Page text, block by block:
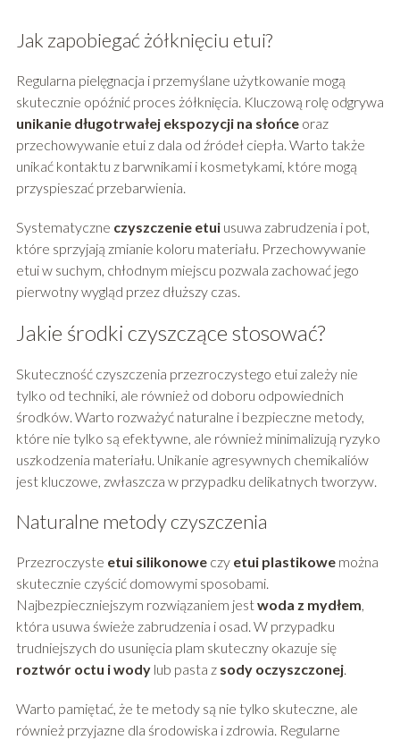
Jak zapobiegać żółknięciu etui?
Regularna pielęgnacja i przemyślane użytkowanie mogą
skutecznie opóźnić proces żółknięcia. Kluczową rolę odgrywa
unikanie długotrwałej ekspozycji na słońceoraz
przechowywanie etui z dala od źródeł ciepła. Warto także
unikać kontaktu z barwnikami i kosmetykami, które mogą
przyspieszać przebarwienia.
Systematyczne czyszczenie etuiusuwa zabrudzenia i pot,
które sprzyjają zmianie koloru materiału. Przechowywanie
etui w suchym, chłodnym miejscu pozwala zachować jego
pierwotny wygląd przez dłuższy czas.
Jakie środki czyszczące stosować?
Skuteczność czyszczenia przezroczystego etui zależy nie
tylko od techniki, ale również od doboru odpowiednich
środków. Warto rozważyć naturalne i bezpieczne metody,
które nie tylko są efektywne, ale również minimalizują ryzyko
uszkodzenia materiału. Unikanie agresywnych chemikaliów
jest kluczowe, zwłaszcza w przypadku delikatnych tworzyw.
Naturalne metody czyszczenia
Przezroczyste etui silikonoweczy etui plastikowemożna
skutecznie czyścić domowymi sposobami.
Najbezpieczniejszym rozwiązaniem jestwoda z mydłem,
która usuwa świeże zabrudzenia i osad. W przypadku
trudniejszych do usunięcia plam skuteczny okazuje się
roztwór octu i wodylub pasta z sody oczyszczonej.
Warto pamiętać, że te metody są nie tylko skuteczne, ale
również przyjazne dla środowiska i zdrowia. Regularne